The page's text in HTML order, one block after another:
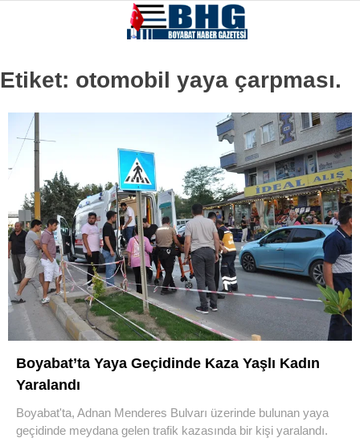
Etiket: otomobil yaya çarpması.
Boyabat’ta Yaya Geçidinde Kaza Yaşlı Kadın
Yaralandı
Boyabat'ta, Adnan Menderes Bulvarı üzerinde bulunan yaya
geçidinde meydana gelen trafik kazasında bir kişi yaralandı.